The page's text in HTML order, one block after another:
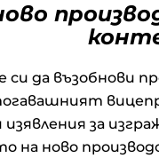
да възобнови
за
ново